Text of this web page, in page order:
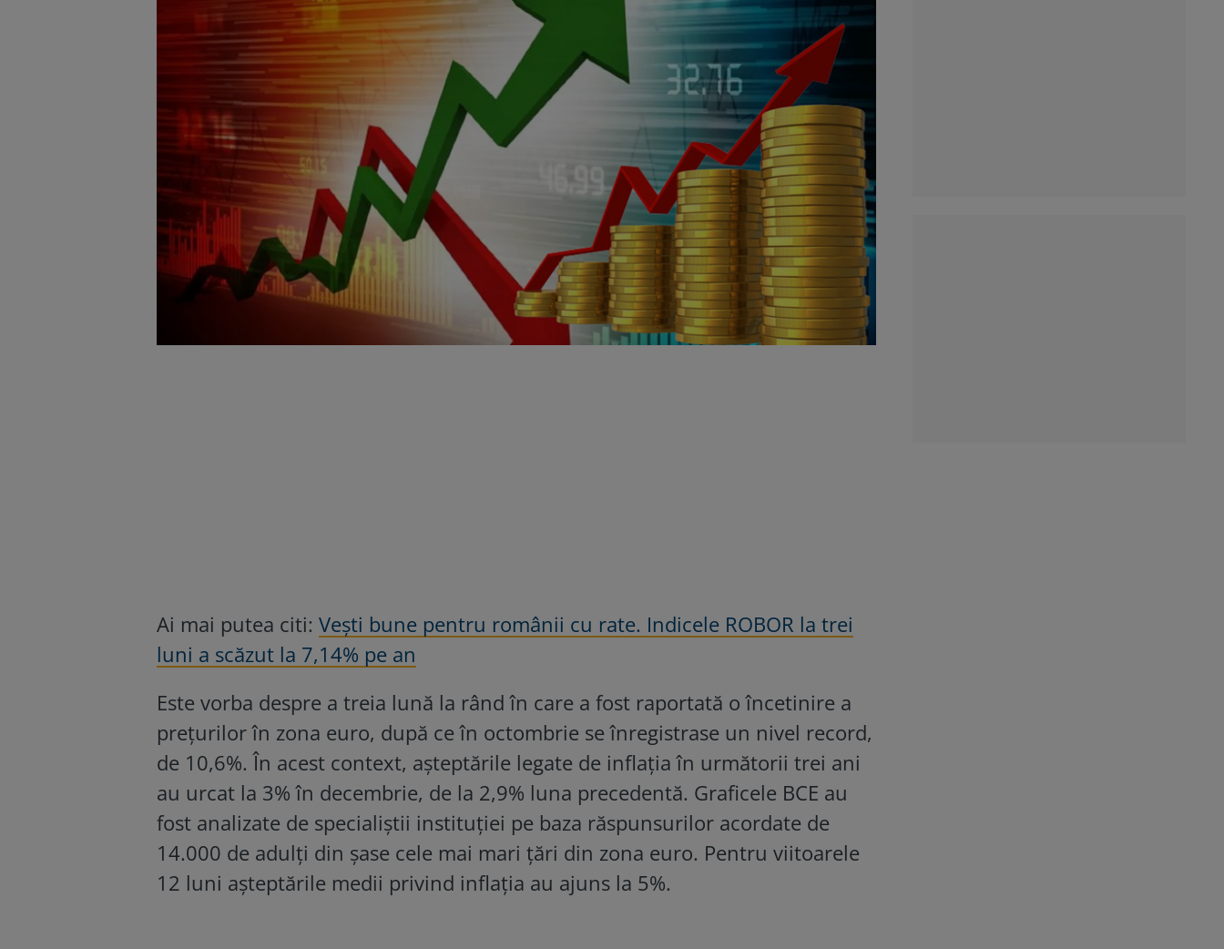
Ai mai putea citi: Vești bune pentru românii cu rate. Indicele ROBOR la trei
luni a scăzut la 7,14% pe an
Este vorba despre a treia lună la rând în care a fost raportată o încetinire a
prețurilor în zona euro, după ce în octombrie se înregistrase un nivel record,
de 10,6%. În acest context, așteptările legate de inflația în următorii trei ani
au urcat la 3% în decembrie, de la 2,9% luna precedentă. Graficele BCE au
fost analizate de specialiștii instituției pe baza răspunsurilor acordate de
14.000 de adulți din șase cele mai mari țări din zona euro. Pentru viitoarele
12 luni așteptările medii privind inflația au ajuns la 5%.